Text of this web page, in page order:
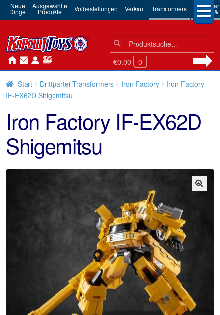
Neue
Dinge
Ausgewählte
Produkte Vorbestellungen Verkauf Transformers 3rd
Robots
Suchen
nach:
Suche
€0.00 0
Start Drittpartei Transformers Iron Factory
Iron Factory
IF-EX62D Shigemitsu
Iron Factory IF-EX62D
Shigemitsu